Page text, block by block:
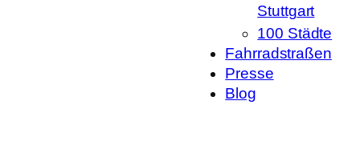
Stuttgart
100 Städte
Fahrradstraßen
Presse
Blog